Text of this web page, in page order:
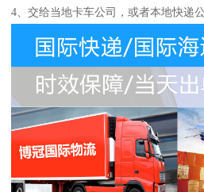
4、交给当地卡车公司，或者本地快递